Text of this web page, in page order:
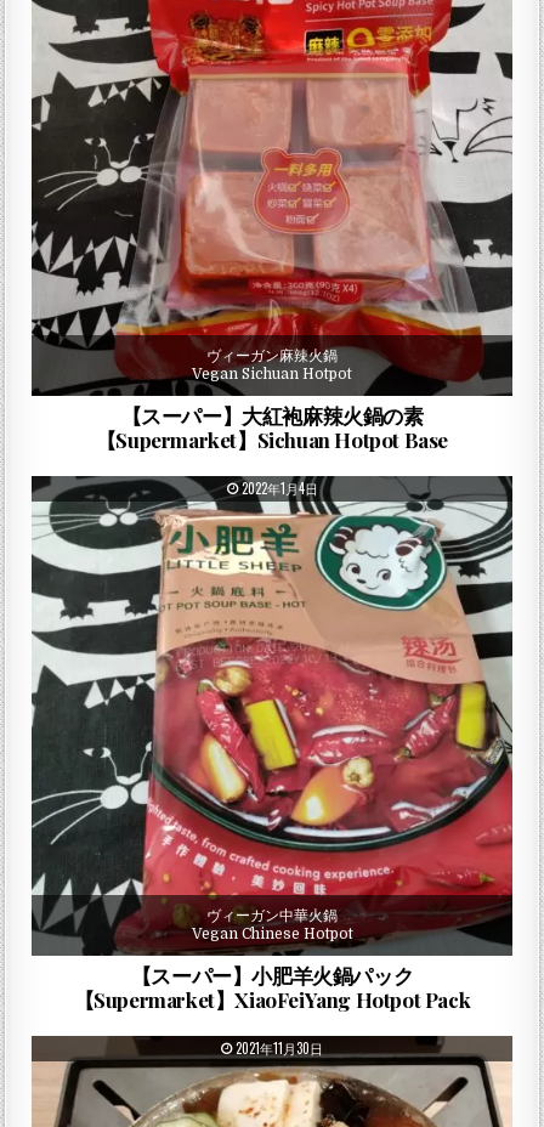
ヴィーガン麻辣火鍋
Vegan Sichuan Hotpot
【スーパー】大紅袍麻辣火鍋の素
【Supermarket】Sichuan Hotpot Base
PUBLISHED DATE:
2022年1月4日
ヴィーガン中華火鍋
Vegan Chinese Hotpot
【スーパー】小肥羊火鍋パック
【Supermarket】XiaoFeiYang Hotpot Pack
PUBLISHED DATE:
2021年11月30日